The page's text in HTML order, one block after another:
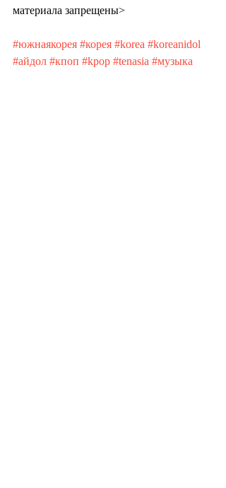
материала запрещены>
#южнаякорея #корея #korea #koreanidol
#айдол #кпоп #kpop #tenasia #музыка